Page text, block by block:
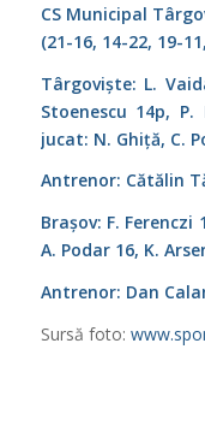
CS Municipal
(21-16, 14-22, 19-
Târgoviște: L.
Stoenescu 14p,
jucat: N. Ghiță, C.
Antrenor: Cătălin
Brașov: F. Ferenczi
A. Podar 16, K.
Antrenor: Dan
Sursă foto: